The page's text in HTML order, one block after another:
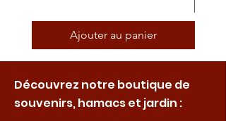
Ajouter au panier
Découvrez notre boutique de
souvenirs, hamacs et jardin :